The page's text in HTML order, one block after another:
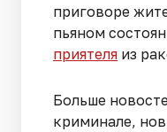
приговоре
пьяном
приятеля из
Больше
криминале,